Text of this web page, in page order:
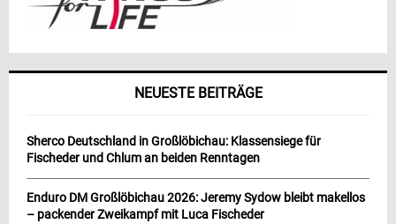
NEUESTE BEITRÄGE
Sherco Deutschland in Großlöbichau: Klassensiege für
Fischeder und Chlum an beiden Renntagen
Enduro DM Großlöbichau 2026: Jeremy Sydow bleibt makellos
– packender Zweikampf mit Luca Fischeder